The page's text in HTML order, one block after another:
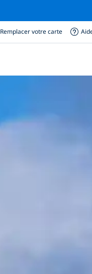
Remplacer votre carte